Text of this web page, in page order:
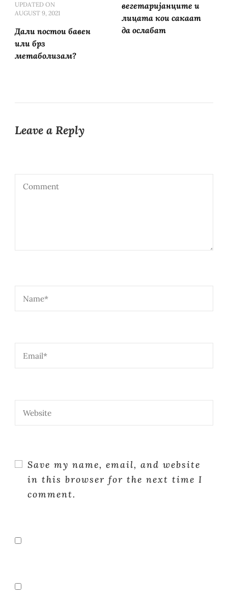
UPDATED ON
AUGUST 9, 2021
Дали постои бавен
или брз
метаболизам?
вегетаријанците и
лицата кои сакаат
да ослабат
Leave a Reply
Save my name, email, and website
in this browser for the next time I
comment.